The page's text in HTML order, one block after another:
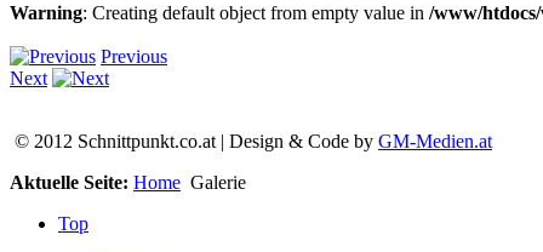
Warning: Creating default object from empty value in /www/
Previous
Next
© 2012 Schnittpunkt.co.at | Design & Code by GM-Medien.at
Aktuelle Seite: Home Galerie
Top